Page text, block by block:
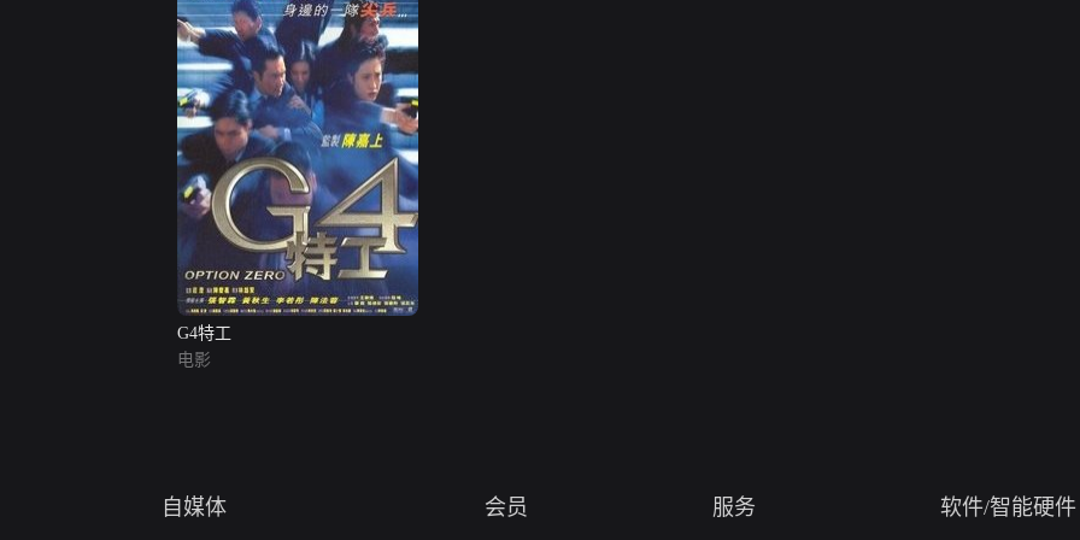
G4特工
电影
自媒体 会员 服务 软件/智能硬件